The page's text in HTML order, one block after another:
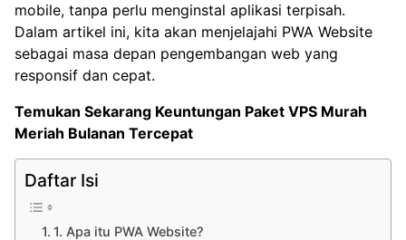
mobile, tanpa perlu menginstal aplikasi terpisah.
Dalam artikel ini, kita akan menjelajahi PWA Website
sebagai masa depan pengembangan web yang
responsif dan cepat.
Temukan Sekarang Keuntungan Paket VPS Murah
Meriah Bulanan Tercepat
Daftar Isi
1. Apa itu PWA Website?